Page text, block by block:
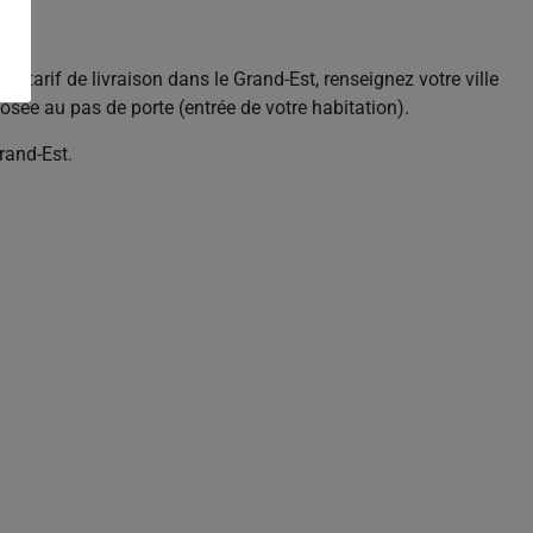
tarif de livraison dans le Grand-Est, renseignez votre ville
au pas de porte (entrée de votre habitation).
Est.